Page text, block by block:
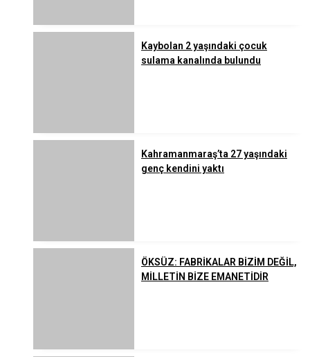
Kaybolan 2 yaşındaki çocuk
sulama kanalında bulundu
Kahramanmaraş’ta 27 yaşındaki
genç kendini yaktı
ÖKSÜZ: FABRİKALAR BİZİM DEĞİL,
MİLLETİN BİZE EMANETİDİR